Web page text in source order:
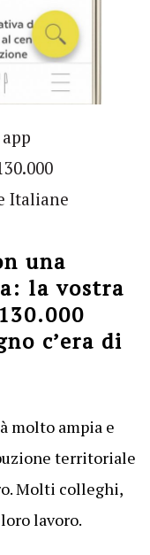
Italiane
una
la vostra
c’era di
molto ampia e
territoriale
Molti colleghi,
lavoro.